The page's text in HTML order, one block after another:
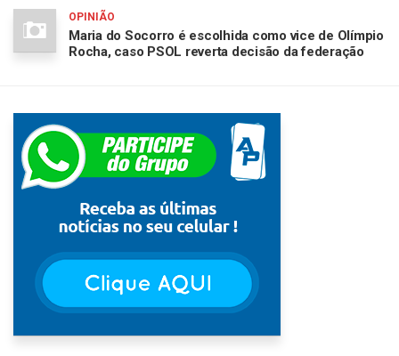
OPINIÃO
Maria do Socorro é escolhida como vice de Olímpio
Rocha, caso PSOL reverta decisão da federação